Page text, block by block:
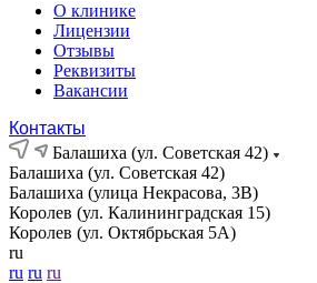
О клинике
Лицензии
Отзывы
Реквизиты
Вакансии
Контакты
Балашиха (ул. Советская 42)
Балашиха (ул. Советская 42)
Балашиха (улица Некрасова, 3В)
Королев (ул. Калининградская 15)
Королев (ул. Октябрьская 5А)
ru
ru ru ru